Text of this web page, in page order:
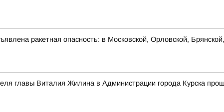
ракетная опасность: в Московской, Орловской,
главы Виталия Жилина в Администрации города Курска